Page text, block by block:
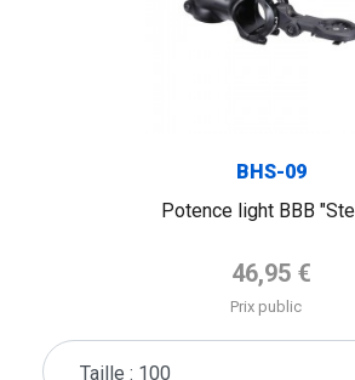
BHS-09
Potence light BBB
Prix de
46,95 €
Prix public